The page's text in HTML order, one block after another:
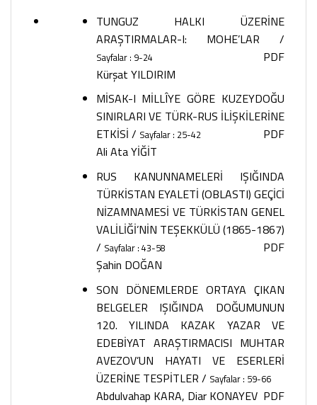
TUNGUZ HALKI ÜZERİNE
ARAŞTIRMALAR-I: MOHE’LAR /
Sayfalar : 9-24
PDF
Kürşat YILDIRIM
MİSAK-I MİLLÎYE GÖRE KUZEYDOĞU
SINIRLARI VE TÜRK-RUS İLİŞKİLERİNE
ETKİSİ / Sayfalar : 25-42
PDF
Ali Ata YİĞİT
RUS KANUNNAMELERİ IŞIĞINDA
TÜRKİSTAN EYALETİ (OBLASTI) GEÇİCİ
NİZAMNAMESİ VE TÜRKİSTAN GENEL
VALİLİĞİ’NİN TEŞEKKÜLÜ (1865-1867)
/ Sayfalar : 43-58
PDF
Şahin DOĞAN
SON DÖNEMLERDE ORTAYA ÇIKAN
BELGELER IŞIĞINDA DOĞUMUNUN
120. YILINDA KAZAK YAZAR VE
EDEBİYAT ARAŞTIRMACISI MUHTAR
AVEZOV’UN HAYATI VE ESERLERİ
ÜZERİNE TESPİTLER / Sayfalar : 59-66
PDF
Abdulvahap KARA, Diar KONAYEV